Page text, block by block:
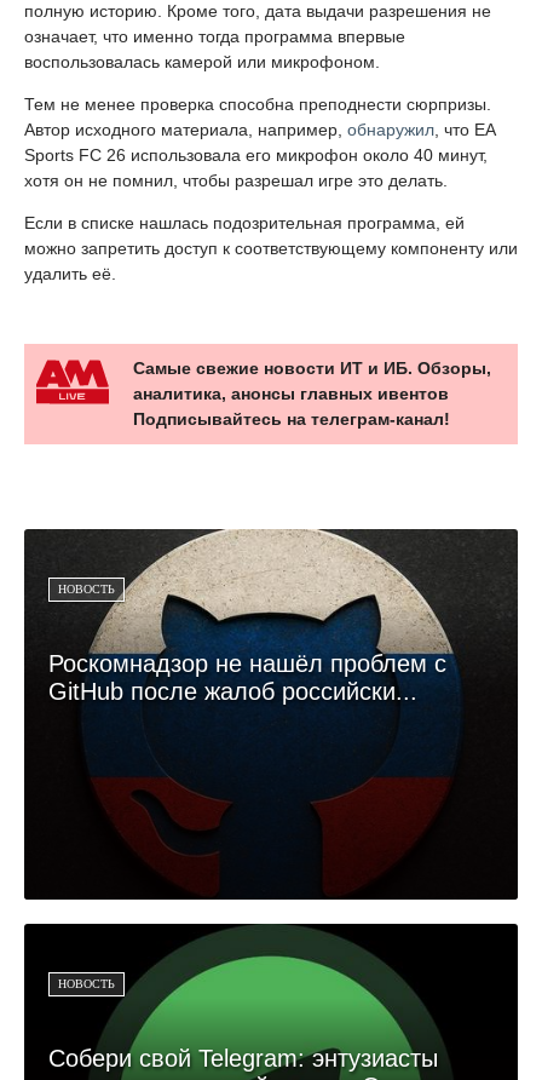
полную историю. Кроме того, дата выдачи разрешения не
означает, что именно тогда программа впервые
воспользовалась камерой или микрофоном.
Тем не менее проверка способна преподнести сюрпризы.
Автор исходного материала, например, обнаружил , что EA
Sports FC 26 использовала его микрофон около 40 минут,
хотя он не помнил, чтобы разрешал игре это делать.
Если в списке нашлась подозрительная программа, ей
можно запретить доступ к соответствующему компоненту или
удалить её.
Самые свежие новости ИТ и ИБ. Обзоры,
аналитика, анонсы главных ивентов
Подписывайтесь на телеграм-канал!
НОВОСТЬ
Роскомнадзор не нашёл проблем с
GitHub после жалоб российски...
НОВОСТЬ
Собери свой Telegram: энтузиасты